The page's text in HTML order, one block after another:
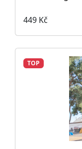
449 Kč
TOP